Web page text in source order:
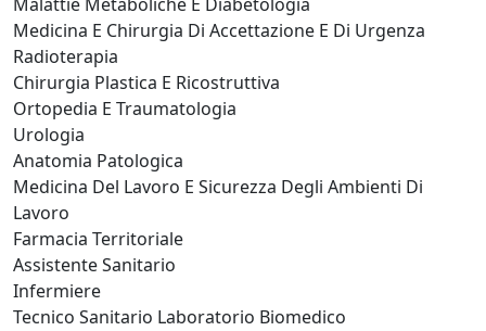
Medicina E Chirurgia Di Accettazione E Di Urgenza
Radioterapia
Chirurgia Plastica E Ricostruttiva
Ortopedia E Traumatologia
Urologia
Anatomia Patologica
Medicina Del Lavoro E Sicurezza Degli Ambienti Di
Lavoro
Farmacia Territoriale
Assistente Sanitario
Infermiere
Tecnico Sanitario Laboratorio Biomedico